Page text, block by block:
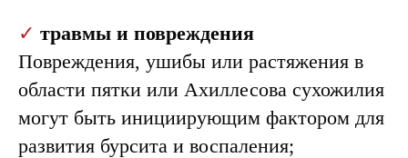
✓ травмы и повреждения
Повреждения, ушибы или растяжения в
области пятки или Ахиллесова сухожилия
могут быть инициирующим фактором для
развития бурсита и воспаления;